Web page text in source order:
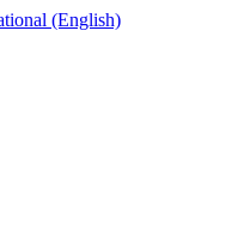
(English)